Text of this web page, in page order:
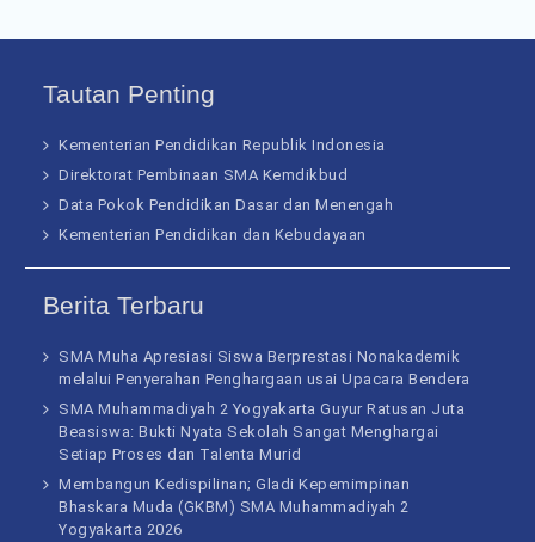
Tautan Penting
Kementerian Pendidikan Republik Indonesia
Direktorat Pembinaan SMA Kemdikbud
Data Pokok Pendidikan Dasar dan Menengah
Kementerian Pendidikan dan Kebudayaan
Berita Terbaru
SMA Muha Apresiasi Siswa Berprestasi Nonakademik
melalui Penyerahan Penghargaan usai Upacara Bendera
SMA Muhammadiyah 2 Yogyakarta Guyur Ratusan Juta
Beasiswa: Bukti Nyata Sekolah Sangat Menghargai
Setiap Proses dan Talenta Murid
Membangun Kedispilinan; Gladi Kepemimpinan
Bhaskara Muda (GKBM) SMA Muhammadiyah 2
Yogyakarta 2026